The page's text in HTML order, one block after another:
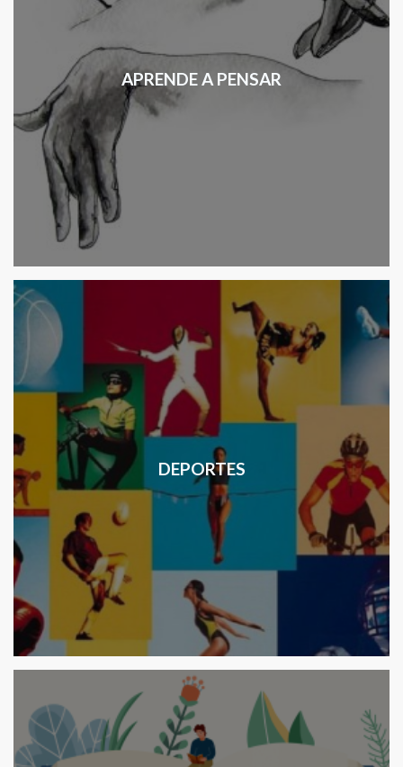
APRENDE A PENSAR
DEPORTES